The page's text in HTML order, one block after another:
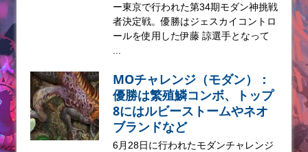
ー東京で行われた第34期モダン神挑戦
者決定戦。優勝はジェスカイコントロ
ールを使用した伊藤 諒選手となって
MOチャレンジ（モダン）：
優勝は繁殖鱗コンボ、トップ
8にはルビーストームやネオ
ブランドなど
6月28日に行われたモダンチャレンジ